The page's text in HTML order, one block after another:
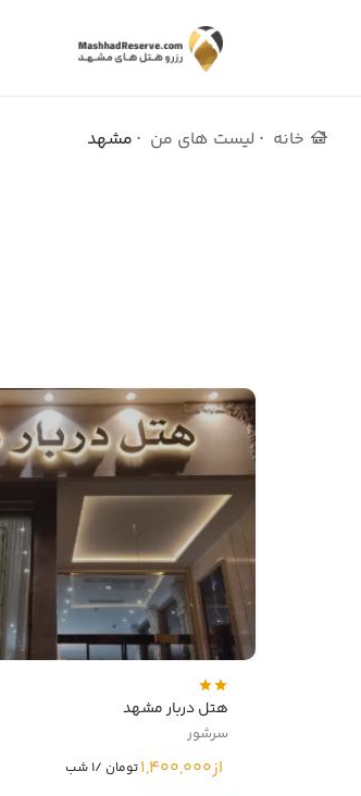
خانه لیست های من مشهد
هتل دربار مشهد
سرشور
از1,400,000تومان /1 شب